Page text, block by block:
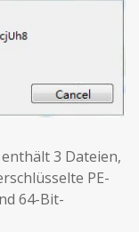
3 Dateien,
PE-
64-Bit-